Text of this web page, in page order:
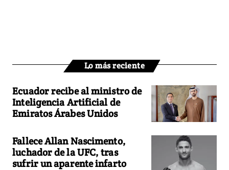
Lo más reciente
Ecuador recibe al ministro de
Inteligencia Artificial de
Emiratos Árabes Unidos
Fallece Allan Nascimento,
luchador de la UFC, tras
sufrir un aparente infarto